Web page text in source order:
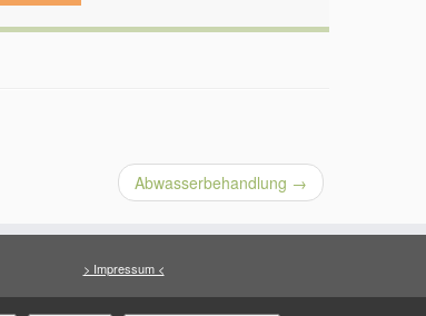
Abwasserbehandlung →
> Impressum <